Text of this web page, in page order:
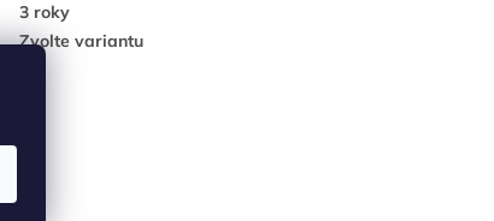
3 roky
Zvolte variantu